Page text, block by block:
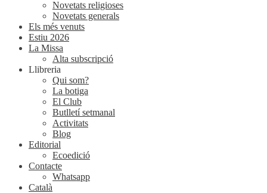
Novetats religioses
Novetats generals
Els més venuts
Estiu 2026
La Missa
Alta subscripció
Llibreria
Qui som?
La botiga
El Club
Butlletí setmanal
Activitats
Blog
Editorial
Ecoedició
Contacte
Whatsapp
Català